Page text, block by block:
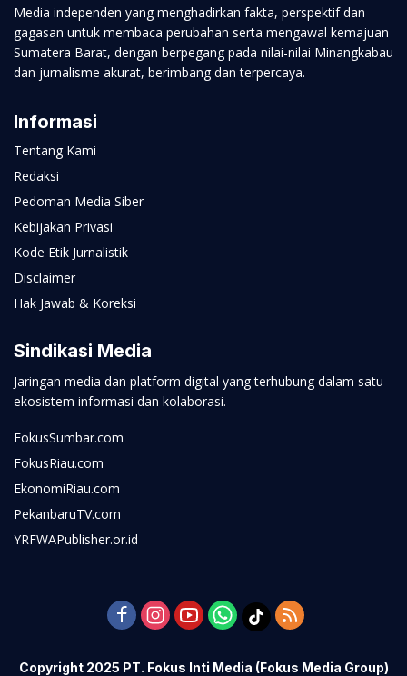
Media independen yang menghadirkan fakta, perspektif dan
gagasan untuk membaca perubahan serta mengawal kemajuan
Sumatera Barat, dengan berpegang pada nilai-nilai Minangkabau
dan jurnalisme akurat, berimbang dan terpercaya.
Informasi
Tentang Kami
Redaksi
Pedoman Media Siber
Kebijakan Privasi
Kode Etik Jurnalistik
Disclaimer
Hak Jawab & Koreksi
Sindikasi Media
Jaringan media dan platform digital yang terhubung dalam satu
ekosistem informasi dan kolaborasi.
FokusSumbar.com
FokusRiau.com
EkonomiRiau.com
PekanbaruTV.com
YRFWAPublisher.or.id
Copyright 2025 PT. Fokus Inti Media (Fokus Media Group)